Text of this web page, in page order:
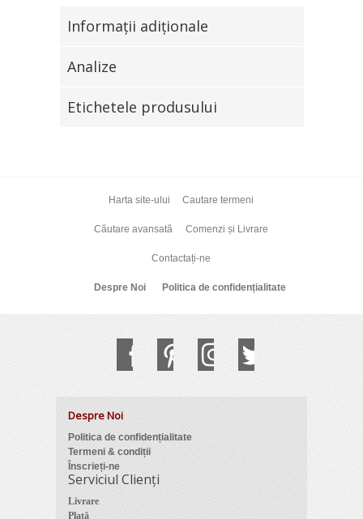
Informaţii adiţionale
Analize
Etichetele produsului
Harta site-ului Cautare termeni
Căutare avansată Comenzi și Livrare
Contactați-ne
Despre Noi Politica de confidențialitate
Despre Noi
Politica de confidențialitate
Termeni & condiții
Înscrieți-ne
Serviciul Clienți
Livrare
Plată